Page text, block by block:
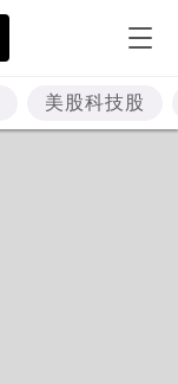
美股科技股